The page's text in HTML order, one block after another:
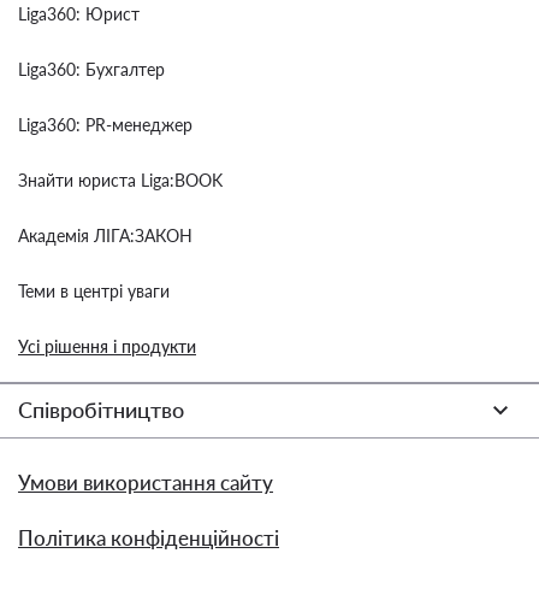
Liga360: Юрист
Liga360: Бухгалтер
Liga360: PR-менеджер
Знайти юриста Liga:BOOK
Академія ЛІГА:ЗАКОН
Теми в центрі уваги
Усі рішення і продукти
Співробітництво
Умови використання сайту
Політика конфіденційності